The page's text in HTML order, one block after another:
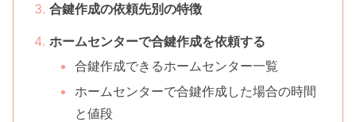
合鍵作成の依頼先別の特徴
ホームセンターで合鍵作成を依頼する
合鍵作成できるホームセンター一覧
ホームセンターで合鍵作成した場合の時間
と値段